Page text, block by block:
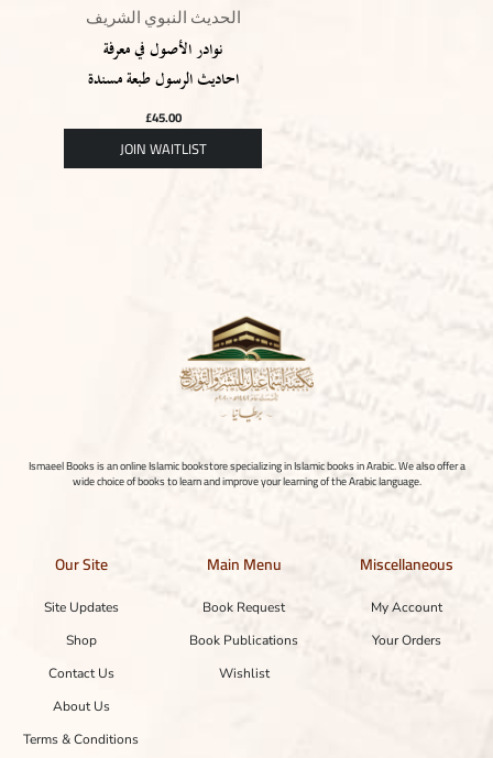
الحديث النبوي الشريف
نوادر الأصول في معرفة
احاديث الرسول طبعة مسندة
£45.00
Ismaeel Books is an online Islamic bookstore specializing in Islamic books in Arabic. We also offer a
wide choice of books to learn and improve your learning of the Arabic language.
Our Site
Site Updates
Shop
Contact Us
About Us
Terms & Conditions
Main Menu
Book Request
Book Publications
Wishlist
Miscellaneous
My Account
Your Orders